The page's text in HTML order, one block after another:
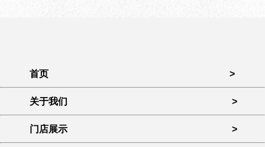
首页 >
关于我们 >
门店展示 >